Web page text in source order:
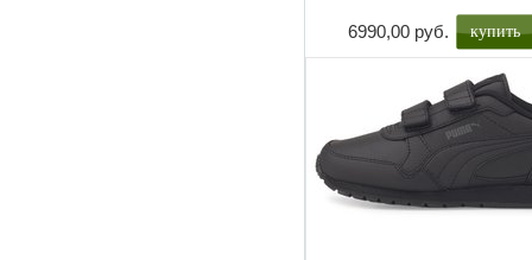
6990,00 руб. купить